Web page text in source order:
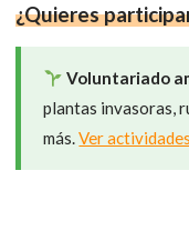
¿Quieres
Voluntariado
plantas invasoras,
más.Ver